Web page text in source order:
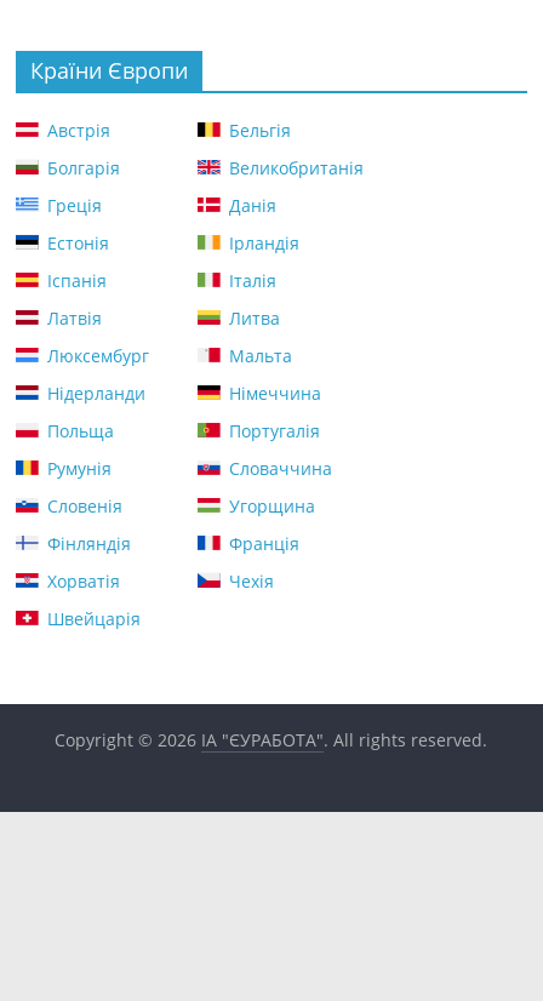
Країни Європи
Австрія
Бельгія
Болгарія
Великобританія
Греція
Данія
Естонія
Ірландія
Іспанія
Італія
Латвія
Литва
Люксембург
Мальта
Нідерланди
Німеччина
Польща
Португалія
Румунія
Словаччина
Словенія
Угорщина
Фінляндія
Франція
Хорватія
Чехія
Швейцарія
Copyright © 2026 ІА "ЄУРАБОТА". All rights reserved.